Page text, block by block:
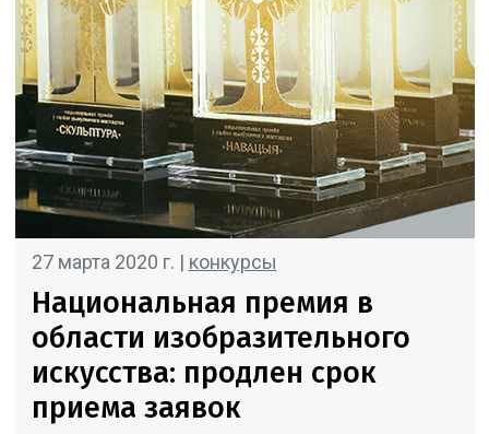
27 марта 2020 г. | конкурсы
Национальная премия в
области изобразительного
искусства: продлен срок
приема заявок